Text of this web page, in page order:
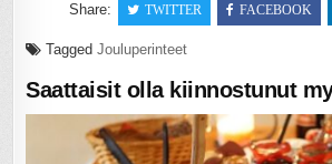
Share: TWITTER FACEBOOK
TaggedJouluperinteet
Saattaisit olla kiinnostunut